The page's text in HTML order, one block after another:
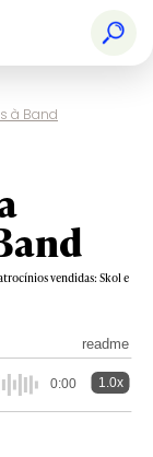
à Band
vendidas: Skol e
readme
0:00 1.0x